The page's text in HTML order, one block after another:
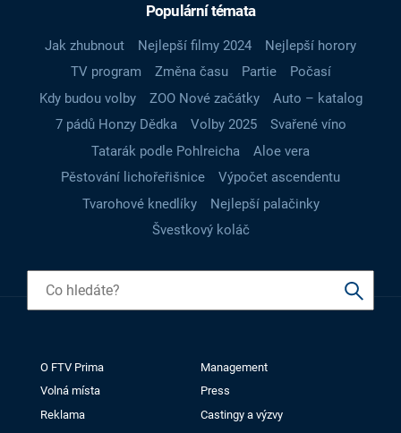
Populární témata
Jak zhubnout Nejlepší filmy 2024
Nejlepší horory
TV program
Změna času Partie
Počasí
Kdy budou volby
ZOO Nové začátky
Auto – katalog
7 pádů Honzy Dědka
Volby 2025
Svařené víno
Tatarák podle Pohlreicha
Aloe vera
Pěstování lichořeřišnice
Výpočet ascendentu
Tvarohové knedlíky
Nejlepší palačinky
Švestkový koláč
O FTV Prima
Management
Volná místa
Press
Reklama
Castingy a výzvy